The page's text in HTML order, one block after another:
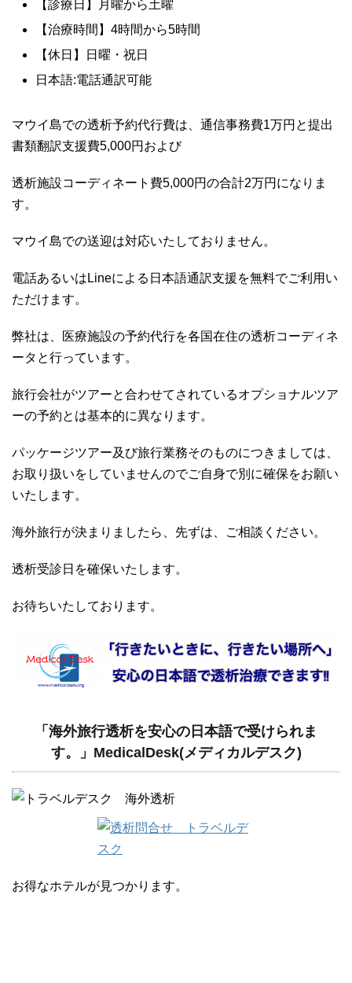
【診療日】月曜から土曜
【治療時間】4時間から5時間
【休日】日曜・祝日
日本語:電話通訳可能
マウイ島での透析予約代行費は、通信事務費1万円と提出
書類翻訳支援費5,000円および
透析施設コーディネート費5,000円の合計2万円になりま
す。
マウイ島での送迎は対応いたしておりません。
電話あるいはLineによる日本語通訳支援を無料でご利用い
ただけます。
弊社は、医療施設の予約代行を各国在住の透析コーディネ
ータと行っています。
旅行会社がツアーと合わせてされているオプショナルツア
ーの予約とは基本的に異なります。
パッケージツアー及び旅行業務そのものにつきましては、
お取り扱いをしていませんのでご自身で別に確保をお願い
いたします。
海外旅行が決まりましたら、先ずは、ご相談ください。
透析受診日を確保いたします。
お待ちいたしております。
「海外旅行透析を安心の日本語で受けられま
す。」MedicalDesk(メディカルデスク)
お得なホテルが見つかります。